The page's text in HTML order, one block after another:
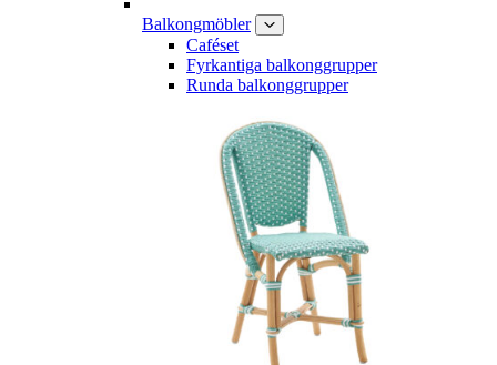
Balkongmöbler
Caféset
Fyrkantiga balkonggrupper
Runda balkonggrupper